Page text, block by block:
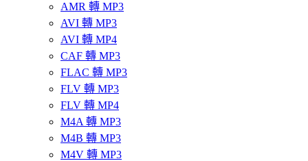
AMR 轉 MP3
AVI 轉 MP3
AVI 轉 MP4
CAF 轉 MP3
FLAC 轉 MP3
FLV 轉 MP3
FLV 轉 MP4
M4A 轉 MP3
M4B 轉 MP3
M4V 轉 MP3